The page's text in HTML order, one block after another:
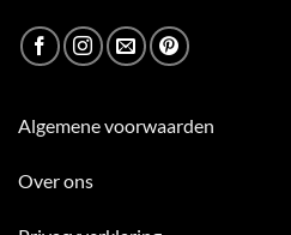
Algemene voorwaarden
Over ons